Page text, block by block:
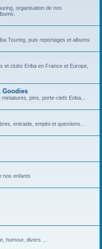
organisation de nos
Touring, puis reportages et albums
et clubs Eriba en France et Europe,
Goodies
pins, porte-clefs Eriba...
entraide, emploi et questions...
nos enfants
humour, divers ...